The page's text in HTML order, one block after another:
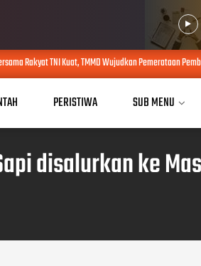
TMMD Wujudkan Pemerataan Pembangunan dan
PERISTIWA SUB MENU
disalurkan ke